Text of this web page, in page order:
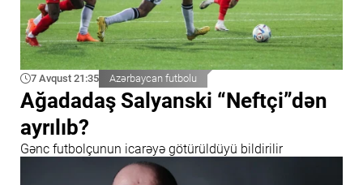
7 Avqust 21:35 Azərbaycan futbolu
Ağadadaş Salyanski “Neftçi”dən
ayrılıb?
Gənc futbolçunun icarəyə götürüldüyü bildirilir